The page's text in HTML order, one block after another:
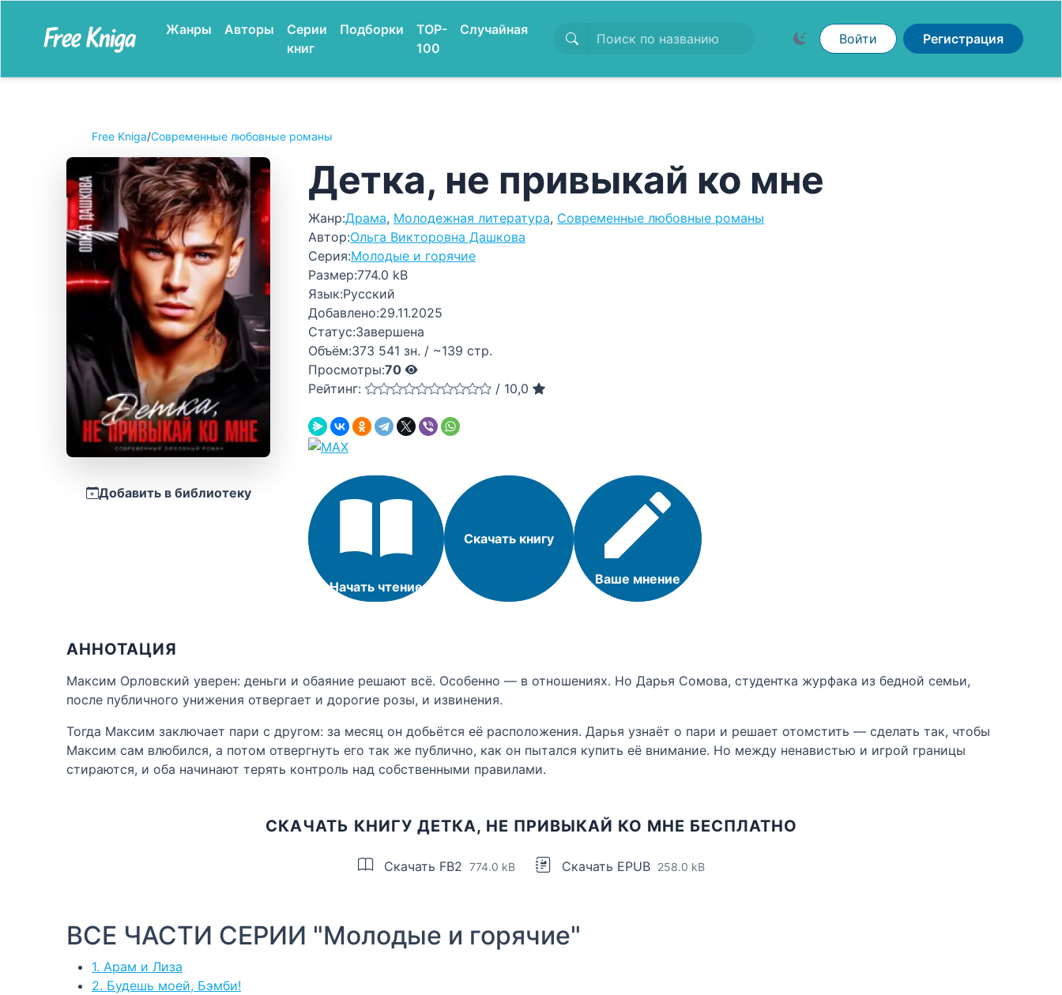
Жанры Авторы
Серии
книг
Подборки
TOP-
100
Случайная
Войти Регистрация
Free Kniga/Современные любовные романы
Добавить в библиотеку
Детка, не привыкай ко мне
Жанр:Драма, Молодежная литература, Современные любовные романы
Автор:Ольга Викторовна Дашкова
Серия:Молодые и горячие
Размер:774.0 kB
Язык:Русский
Добавлено:29.11.2025
Статус:Завершена
Объём:373 541 зн. / ~139 стр.
Просмотры:70
Рейтинг:
/ 10,0
Начать чтение
Скачать книгу
Ваше мнение
АННОТАЦИЯ
Максим Орловский уверен: деньги и обаяние решают всё. Особенно — в отношениях. Но Дарья Сомова, студентка журфака из бедной семьи,
после публичного унижения отвергает и дорогие розы, и извинения.
Тогда Максим заключает пари с другом: за месяц он добьётся её расположения. Дарья узнаёт о пари и решает отомстить — сделать так, чтобы
Максим сам влюбился, а потом отвергнуть его так же публично, как он пытался купить её внимание. Но между ненавистью и игрой границы
стираются, и оба начинают терять контроль над собственными правилами.
СКАЧАТЬ КНИГУ ДЕТКА, НЕ ПРИВЫКАЙ КО МНЕ БЕСПЛАТНО
Скачать FB2 774.0 kB Скачать EPUB 258.0 kB
ВСЕ ЧАСТИ СЕРИИ "Молодые и горячие"
1. Арам и Лиза
2. Будешь моей, Бэмби!